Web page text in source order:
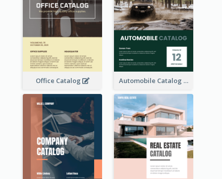
Office Catalog Automobile Catalog